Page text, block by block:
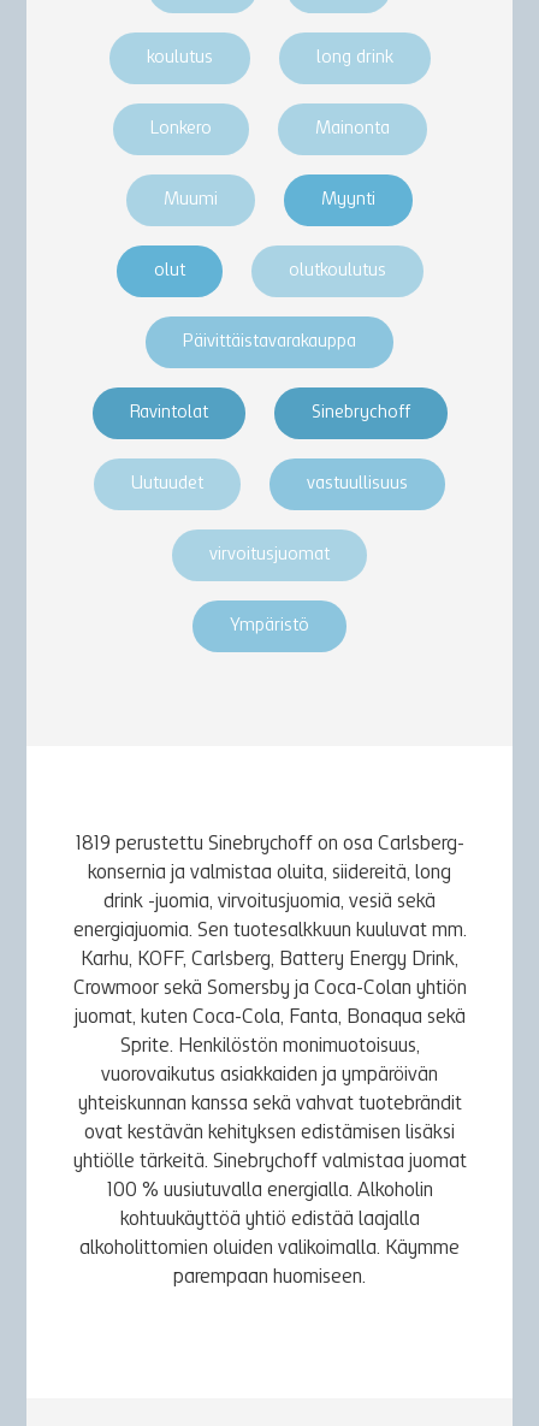
koulutus long drink
Lonkero Mainonta
Muumi Myynti
olut olutkoulutus
Päivittäistavarakauppa
Ravintolat Sinebrychoff
Uutuudet vastuullisuus
virvoitusjuomat
Ympäristö
1819 perustettu Sinebrychoff on osa Carlsberg-
konsernia ja valmistaa oluita, siidereitä, long
drink -juomia, virvoitusjuomia, vesiä sekä
energiajuomia. Sen tuotesalkkuun kuuluvat mm.
Karhu, KOFF, Carlsberg, Battery Energy Drink,
Crowmoor sekä Somersby ja Coca-Colan yhtiön
juomat, kuten Coca-Cola, Fanta, Bonaqua sekä
Sprite. Henkilöstön monimuotoisuus,
vuorovaikutus asiakkaiden ja ympäröivän
yhteiskunnan kanssa sekä vahvat tuotebrändit
ovat kestävän kehityksen edistämisen lisäksi
yhtiölle tärkeitä. Sinebrychoff valmistaa juomat
100 % uusiutuvalla energialla. Alkoholin
kohtuukäyttöä yhtiö edistää laajalla
alkoholittomien oluiden valikoimalla. Käymme
parempaan huomiseen.